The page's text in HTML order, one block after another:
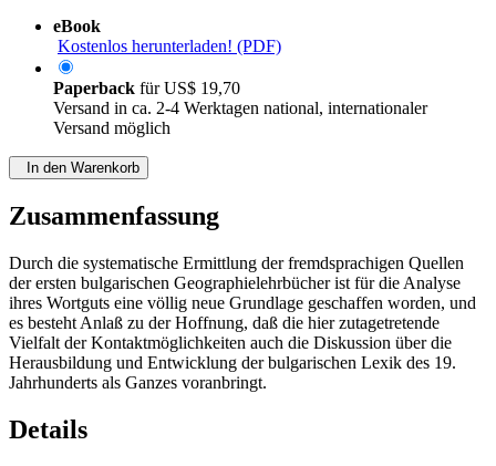
eBook
Kostenlos herunterladen! (PDF)
Paperback fürUS$ 19,70
Versand in ca. 2-4 Werktagen national, internationaler
Versand möglich
In den Warenkorb
Zusammenfassung
Durch die systematische Ermittlung der fremdsprachigen Quellen
der ersten bulgarischen Geographielehrbücher ist für die Analyse
ihres Wortguts eine völlig neue Grundlage geschaffen worden, und
es besteht Anlaß zu der Hoffnung, daß die hier zutagetretende
Vielfalt der Kontaktmöglichkeiten auch die Diskussion über die
Herausbildung und Entwicklung der bulgarischen Lexik des 19.
Jahrhunderts als Ganzes voranbringt.
Details